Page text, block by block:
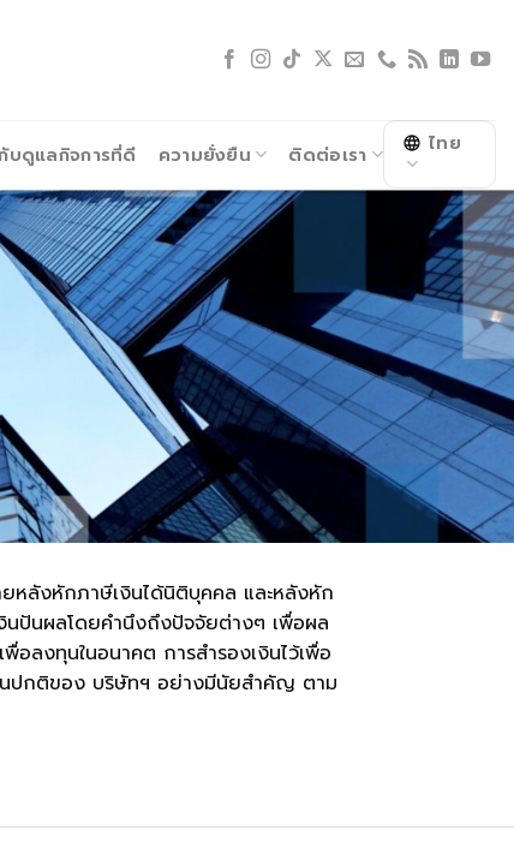
บดูแลกิจการที่ดี ความยั่งยืน ติดต่อเรา ไทย
ยหลังหักภาษีเงินได้นิติบุคคล และหลังหัก
นปันผลโดยคำนึงถึงปัจจัยต่างๆ เพื่อผล
อลงทุนในอนาคต การสำรองเงินไว้เพื่อ
านปกติของ บริษัทฯ อย่างมีนัยสำคัญ ตาม